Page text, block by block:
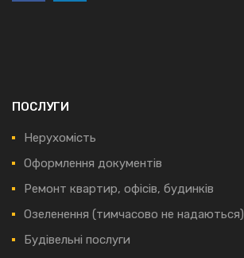
ПОСЛУГИ
Нерухомість
Оформлення документів
Ремонт квартир, офісів, будинків
Озеленення (тимчасово не надаються)
Будівельні послуги